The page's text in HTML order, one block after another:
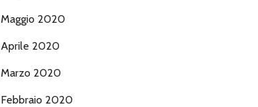
Maggio 2020
Aprile 2020
Marzo 2020
Febbraio 2020